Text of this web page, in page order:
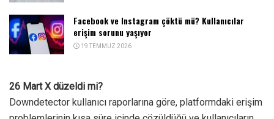
Facebook ve Instagram çöktü mü? Kullanıcılar
erişim sorunu yaşıyor
19 TEMMUZ 2026
26 Mart X düzeldi mi?
Downdetector kullanıcı raporlarına göre, platformdaki erişim